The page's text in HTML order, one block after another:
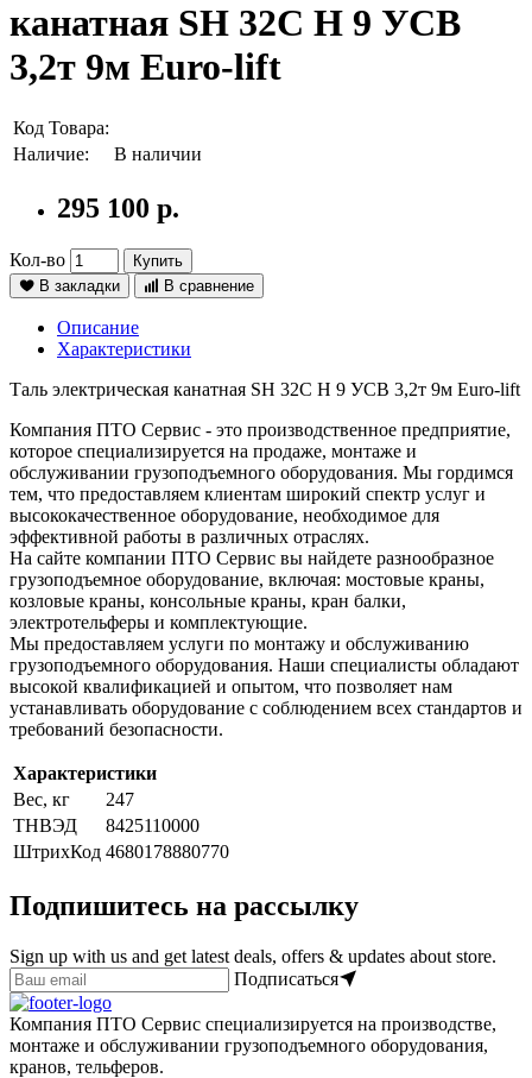
канатная SH 32С H 9 УСВ
3,2т 9м Euro-lift
Код Товара:
Наличие:
В наличии
295 100 р.
Кол-во
Купить
В закладки
В сравнение
Описание
Характеристики
Таль электрическая канатная SH 32С H 9 УСВ 3,2т 9м Euro-lift
Компания ПТО Сервис - это производственное предприятие,
которое специализируется на продаже, монтаже и
обслуживании грузоподъемного оборудования. Мы гордимся
тем, что предоставляем клиентам широкий спектр услуг и
высококачественное оборудование, необходимое для
эффективной работы в различных отраслях.
На сайте компании ПТО Сервис вы найдете разнообразное
грузоподъемное оборудование, включая: мостовые краны,
козловые краны, консольные краны, кран балки,
электротельферы и комплектующие.
Мы предоставляем услуги по монтажу и обслуживанию
грузоподъемного оборудования. Наши специалисты обладают
высокой квалификацией и опытом, что позволяет нам
устанавливать оборудование с соблюдением всех стандартов и
требований безопасности.
Характеристики
Вес, кг
247
ТНВЭД
8425110000
ШтрихКод 4680178880770
Подпишитесь на рассылку
Sign up with us and get latest deals, offers & updates about store.
Подписаться
Компания ПТО Сервис специализируется на производстве,
монтаже и обслуживании грузоподъемного оборудования,
кранов, тельферов.